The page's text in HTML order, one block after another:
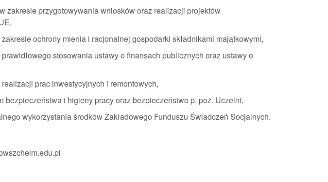
zakresie przygotowywania wniosków oraz realizacji projektów
ochrony mienia i racjonalnej gospodarki składnikami majątkowymi,
stosowania ustawy o finansach publicznych oraz ustawy o
prac inwestycyjnych i remontowych,
bezpieczeństwa i higieny pracy oraz bezpieczeństwo p. poż. Uczelni,
wykorzystania środków Zakładowego Funduszu Świadczeń Socjalnych.